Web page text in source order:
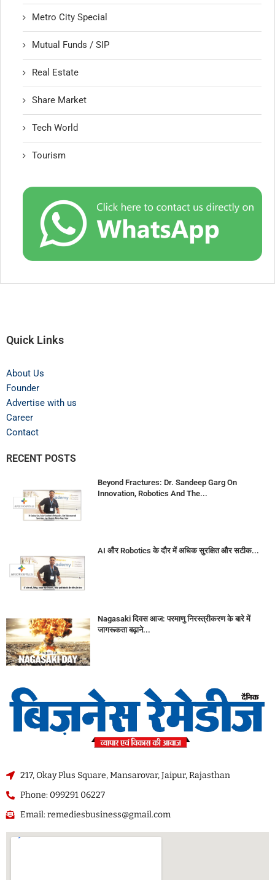
Metro City Special
Mutual Funds / SIP
Real Estate
Share Market
Tech World
Tourism
Quick Links
About Us
Founder
Advertise with us
Career
Contact
RECENT POSTS
Beyond Fractures: Dr. Sandeep Garg On
Innovation, Robotics And The...
AI और Robotics के दौर में अधिक सुरक्षित और सटीक...
Nagasaki दिवस आज: परमाणु निरस्त्रीकरण के बारे में
जागरूकता बढ़ाने...
217, Okay Plus Square, Mansarovar, Jaipur, Rajasthan
Phone: 099291 06227
Email: remediesbusiness@gmail.com